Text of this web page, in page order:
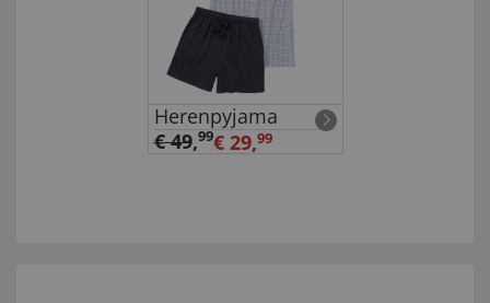
Herenpyjama
€ 49,99€ 29,99